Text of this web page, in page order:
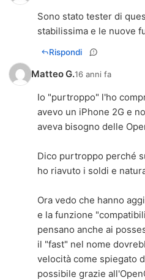
Sono stato tester di
stabilissima e le nuove
Rispondi
Matteo G.16 anni fa
Io "purtroppo" l'ho
avevo un iPhone 2G e
aveva bisogno delle
Dico purtroppo perché
ho riavuto i soldi e
Ora vedo che hanno
e la funzione
pensano anche ai
il "fast" nel nome
velocità come spiegato
possibile grazie